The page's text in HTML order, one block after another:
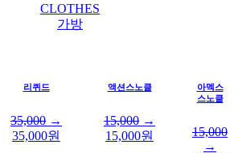
CLOTHES
가방
리퀴드
35,000 →
35,000원
액션스노클
15,000 →
15,000원
아멕스
스노클
15,000
→